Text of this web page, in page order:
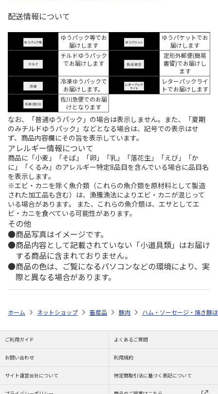
配送情報について
ゆうパック等でお
届けします
ゆうパケットでお
届けします
チルドゆうパック
でお届けします
定形外郵便(簡易
書留)でお届けし
ます
冷凍ゆうパックで
お届けします。
レターパックライ
トでお届けします
佐川急便でのお届
けとなります
なお、「普通ゆうパック」の場合は表示しません。また、「夏期
のみチルドゆうパック」などとなる場合は、記号での表示はせ
ず、商品内容欄にその旨を表示しています。
アレルギー情報について
商品に「小麦」「そば」「卵」「乳」「落花生」「えび」「か
に」「くるみ」のアレルギー特定8品目を含んでいる場合に品目名
を表示します。
※エビ・カニを除く魚介類（これらの魚介類を原材料として製造
された加工品も含む）は、漁獲漁法によりエビ・カニが混じって
いる場合があります。 また、これらの魚介類は、エサとしてエ
ビ・カニを食べている可能性があります。
その他
商品写真はイメージです。
商品内容として記載されていない「小道具類」はお届け
する商品に含まれておりません。
商品の色は、ご覧になるパソコンなどの環境により、実
際と異なる場合があります。
ホーム ネットショップ 畜産品 豚肉 ハム・ソーセージ・焼き豚
ご利用ガイド よくあるご質問
お問い合わせ 利用規約
サイト運営会社について 特定商取引法に基づく表記について